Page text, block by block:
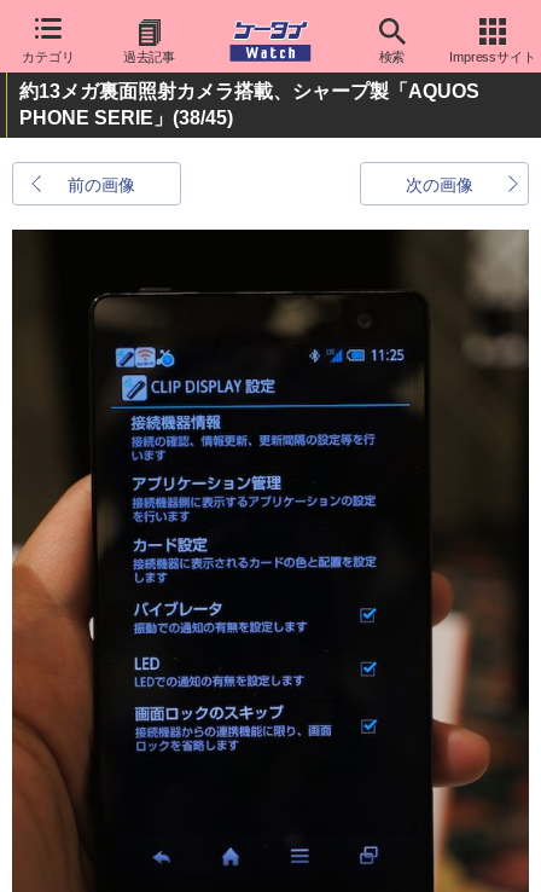
カテゴリ 過去記事 検索 Impressサイト
約13メガ裏面照射カメラ搭載、シャープ製「AQUOS
PHONE SERIE」 (38/45)
前の画像 次の画像